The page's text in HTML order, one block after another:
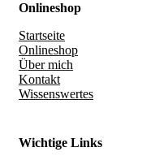
Onlineshop
Startseite
Onlineshop
Über mich
Kontakt
Wissenswertes
Wichtige Links